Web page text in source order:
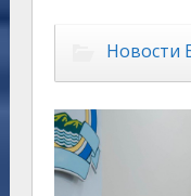
Новости